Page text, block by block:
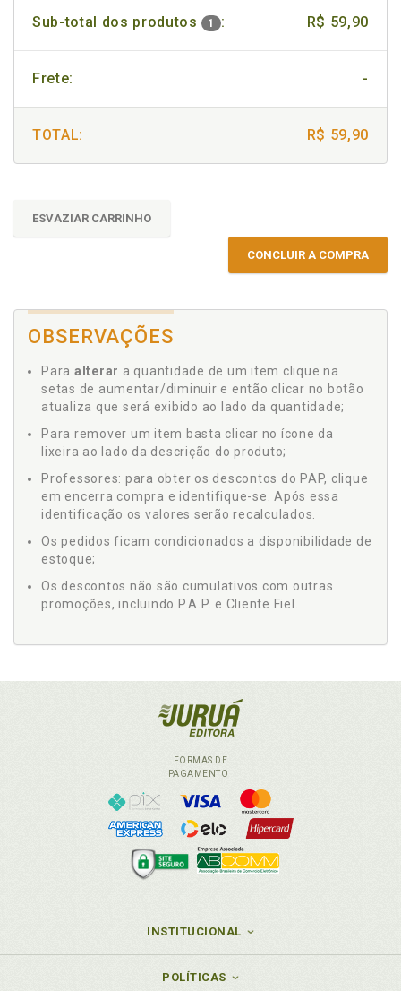
Sub-total dos produtos 1 : R$ 59,90
Frete: -
TOTAL: R$ 59,90
ESVAZIAR CARRINHO
CONCLUIR A COMPRA
OBSERVAÇÕES
Para alterar a quantidade de um item clique na
setas de aumentar/diminuir e então clicar no botão
atualiza que será exibido ao lado da quantidade;
Para remover um item basta clicar no ícone da
lixeira ao lado da descrição do produto;
Professores: para obter os descontos do PAP, clique
em encerra compra e identifique-se. Após essa
identificação os valores serão recalculados.
Os pedidos ficam condicionados a disponibilidade de
estoque;
Os descontos não são cumulativos com outras
promoções, incluindo P.A.P. e Cliente Fiel.
FORMAS DE
PAGAMENTO
INSTITUCIONAL
POLÍTICAS